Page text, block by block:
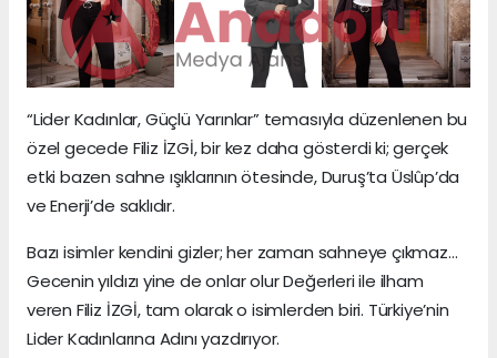
“Lider Kadınlar, Güçlü Yarınlar” temasıyla düzenlenen bu
özel gecede Filiz İZGİ, bir kez daha gösterdi ki; gerçek
etki bazen sahne ışıklarının ötesinde, Duruş’ta Üslûp’da
ve Enerji’de saklıdır.
Bazı isimler kendini gizler; her zaman sahneye çıkmaz…
Gecenin yıldızı yine de onlar olur Değerleri ile ilham
veren Filiz İZGİ, tam olarak o isimlerden biri. Türkiye’nin
Lider Kadınlarına Adını yazdırıyor.